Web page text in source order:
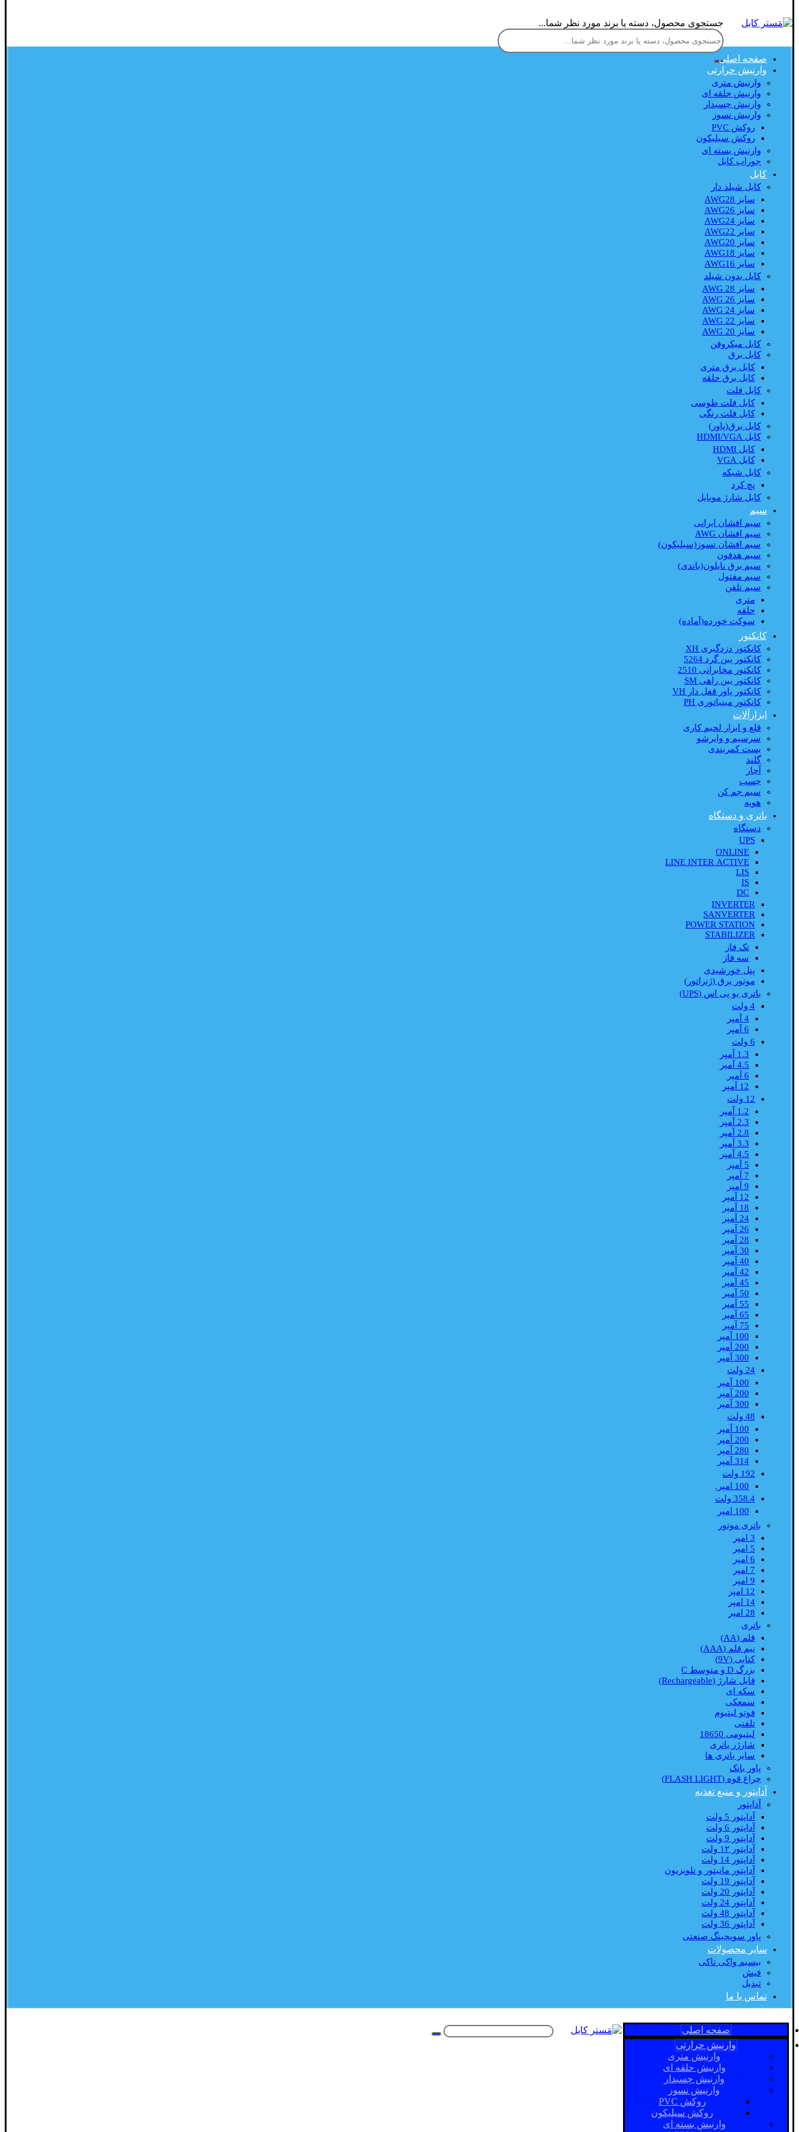
جستجوی محصول، دسته یا برند مورد نظر شما...
صفحه اصلی
وارنیش حرارتی
وارنیش متری
وارنیش حلقه ای
وارنیش چسبدار
وارنیش نسوز
روکش PVC
روکش سیلیکون
وارنیش بسته ای
جوراب کابل
کابل
کابل شیلد دار
سایز AWG28
سایز AWG26
سایز AWG24
سایز AWG22
سایز AWG20
سایز AWG18
سایز AWG16
کابل بدون شیلد
سایز AWG 28
سایز AWG 26
سایز AWG 24
سایز AWG 22
سایز AWG 20
کابل میکروفن
کابل برق
کابل برق متری
کابل برق حلقه
کابل فلت
کابل فلت طوسی
کابل فلت رنگی
کابل برق(پاور)
کابل HDMI/VGA
کابل HDMI
کابل VGA
کابل شبکه
پچ کرد
کابل شارژ موبایل
سیم
سیم افشان ایرانی
سیم افشان AWG
سیم افشان نسوز(سیلیکون)
سیم هدفون
سیم برق نایلون(باندی)
سیم مفتول
سیم تلفن
متری
حلقه
سوکت خورده(آماده)
کانکتور
کانکتور دزدگیری XH
کانکتور پین گرد 5264
کانکتور مخابراتی 2510
کانکتور بین راهی SM
کانکتور پاور قفل دار VH
کانکتور مینیاتوری PH
ابزارآلات
قلع و ابزار لحیم کاری
سرسیم و وایرشو
بست کمربندی
گلند
آچار
چسب
سیم جم کن
هویه
باتری و دستگاه
دستگاه
UPS
ONLINE
LINE INTER ACTIVE
LIS
IS
DC
INVERTER
SANVERTER
POWER STATION
STABILIZER
تک فاز
سه فاز
پنل خورشیدی
موتور برق (ژنراتور)
باتری یو پی اس (UPS)
4 ولت
4 آمپر
6 آمپر
6 ولت
1.3 آمپر
4.5 آمپر
6 آمپر
12 آمپر
12 ولت
1.2 آمپر
2.3 آمپر
2.8 آمپر
3.3 آمپر
4.5 آمپر
5 آمپر
7 آمپر
9 آمپر
12 آمپر
18 آمپر
24 آمپر
26 آمپر
28 آمپر
30 آمپر
40 آمپر
42 آمپر
45 آمپر
50 آمپر
55 آمپر
65 آمپر
75 آمپر
100 آمپر
200 آمپر
300 آمپر
24 ولت
100 آمپر
200 آمپر
300 آمپر
48 ولت
100 آمپر
200 آمپر
280 آمپر
314 آمپر
192 ولت
100 امپر.
358.4 ولت
100 امپر
باتری موتور
3 امپر
5 امپر
6 امپر
7 امپر
9 امپر
12 امپر
14 امپر
28 امپر
باتری
قلم (AA)
نیم قلم (AAA)
کتابی (9V)
بزرگ D و متوسط C
قابل شارژ (Rechargeable)
سکه ای
سمعکی
فوتو لیتیوم
تلفنی
لیتیومی 18650
شارژر باتری
سایر باتری ها
پاور بانک
چراغ قوه (FLASH LIGHT)
آداپتور و منبع تغذیه
آداپتور
آداپتور 5 ولت
آداپتور 6 ولت
آداپتور 9 ولت
آداپتور ۱۲ ولت
آداپتور 14 ولت
آداپتور مانیتور و تلویزیون
آداپتور 19 ولت
آداپتور 20 ولت
آداپتور 24 ولت
آداپتور 48 ولت
آداپتور 36 ولت
پاور سویچینگ صنعتی
سایر محصولات
بیسیم واکی تاکی
فیش
تبدیل
تماس با ما
صفحه اصلی
وارنیش حرارتی
وارنیش متری
وارنیش حلقه ای
وارنیش چسبدار
وارنیش نسوز
روکش PVC
روکش سیلیکون
وارنیش بسته ای